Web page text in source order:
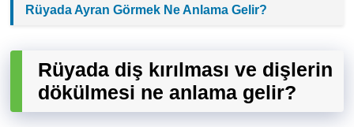
Rüyada Ayran Görmek Ne Anlama Gelir?
Rüyada diş kırılması ve dişlerin
dökülmesi ne anlama gelir?